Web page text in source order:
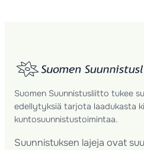
Suomen Suunnistusliitto tukee
edellytyksiä tarjota laadukasta
kuntosuunnistustoimintaa.
Suunnistuksen lajeja ovat